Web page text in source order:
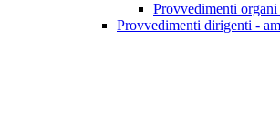
Provvedimenti
Provvedimenti dirigenti -